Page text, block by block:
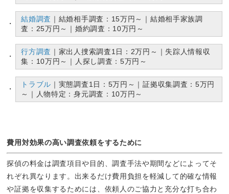
結婚調査 ｜結婚相手調査：15万円～｜結婚相手家族調
査：25万円～｜婚約調査：10万円～
行方調査 ｜家出人捜索調査1日：2万円～｜失踪人情報収
集：10万円～｜人探し調査：5万円～
トラブル ｜実態調査1日：5万円～｜証拠収集調査：5万円
～｜人物特定：身元調査：10万円～
費用対効果の高い調査依頼をするために
探偵の料金は調査項目や目的、調査手法や期間などによってそ
れぞれ異なります。出来るだけ費用負担を軽減して的確な情報
や証拠を収集するためには、依頼人のご協力と充分な打ち合わ